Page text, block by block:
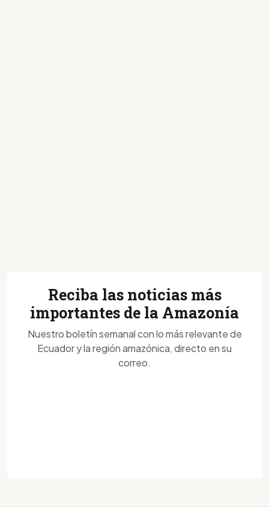
Reciba las noticias más
importantes de la Amazonía
Nuestro boletín semanal con lo más relevante de
Ecuador y la región amazónica, directo en su
correo.